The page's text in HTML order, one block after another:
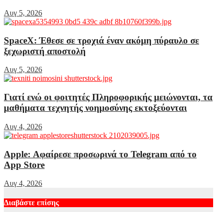
Αυγ 5, 2026
SpaceX: Έθεσε σε τροχιά έναν ακόμη πύραυλο σε
ξεχωριστή αποστολή
Αυγ 5, 2026
Γιατί ενώ οι φοιτητές Πληροφορικής μειώνονται, τα
μαθήματα τεχνητής νοημοσύνης εκτοξεύονται
Αυγ 4, 2026
Apple: Αφαίρεσε προσωρινά το Telegram από το
App Store
Αυγ 4, 2026
Διαβάστε επίσης